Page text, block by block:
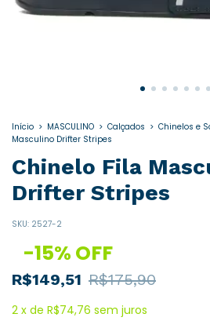
Início > MASCULINO > Calçados > Chinelos e
Masculino Drifter Stripes
Chinelo Fila
Drifter Stripes
SKU: 2527-2
-15% OFF
R$149,51 R$175,90
2 x de R$74,76 sem juros